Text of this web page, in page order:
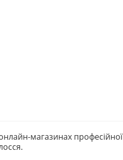
магазинах професійної